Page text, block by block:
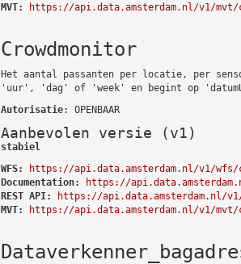
MVT:
https://api.data.amsterdam.nl/v1/mvt/
Crowdmonitor
Het aantal passanten per locatie, per
'uur', 'dag' of 'week' en begint op
Autorisatie: OPENBAAR
Aanbevolen versie (v1)
stabiel
WFS:
https://api.data.amsterdam.nl/v1/wfs/
Documentation:
https://
REST API:
https://api.data.amsterdam.nl/
MVT:
https://api.data.amsterdam.nl/v1/mvt/